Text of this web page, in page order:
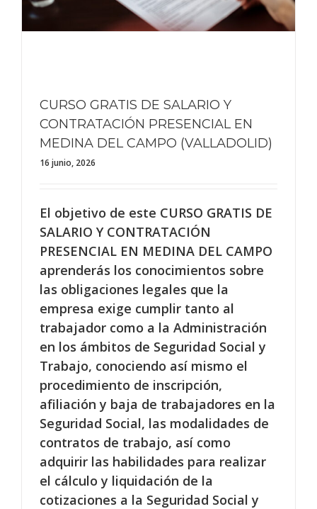
CURSO GRATIS DE SALARIO Y
CONTRATACIÓN PRESENCIAL EN
MEDINA DEL CAMPO (VALLADOLID)
16 junio, 2026
El objetivo de este CURSO GRATIS DE
SALARIO Y CONTRATACIÓN
PRESENCIAL EN MEDINA DEL CAMPO
aprenderás los conocimientos sobre
las obligaciones legales que la
empresa exige cumplir tanto al
trabajador como a la Administración
en los ámbitos de Seguridad Social y
Trabajo, conociendo así mismo el
procedimiento de inscripción,
afiliación y baja de trabajadores en la
Seguridad Social, las modalidades de
contratos de trabajo, así como
adquirir las habilidades para realizar
el cálculo y liquidación de la
cotizaciones a la Seguridad Social y